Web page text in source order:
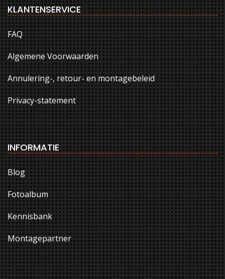
KLANTENSERVICE
FAQ
Algemene Voorwaarden
Annulering-, retour- en montagebeleid
Privacy-statement
INFORMATIE
Blog
Fotoalbum
Kennisbank
Montagepartner